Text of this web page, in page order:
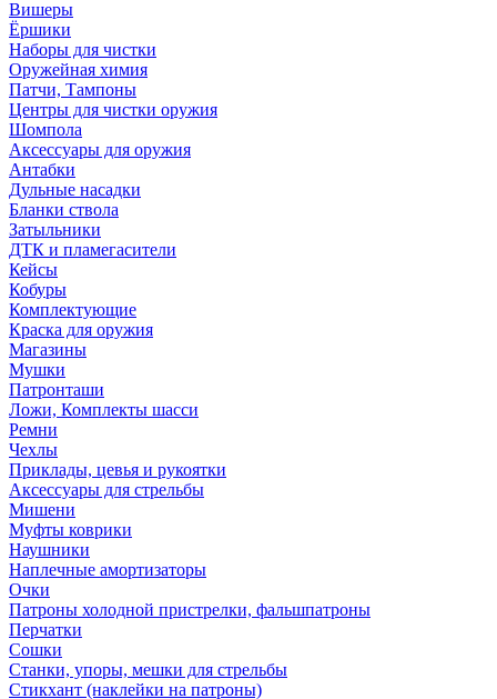
Вишеры
Ёршики
Наборы для чистки
Оружейная химия
Патчи, Тампоны
Центры для чистки оружия
Шомпола
Аксессуары для оружия
Антабки
Дульные насадки
Бланки ствола
Затыльники
ДТК и пламегасители
Кейсы
Кобуры
Комплектующие
Краска для оружия
Магазины
Мушки
Патронташи
Ложи, Комплекты шасси
Ремни
Чехлы
Приклады, цевья и рукоятки
Аксессуары для стрельбы
Мишени
Муфты коврики
Наушники
Наплечные амортизаторы
Очки
Патроны холодной пристрелки, фальшпатроны
Перчатки
Сошки
Станки, упоры, мешки для стрельбы
Стикхант (наклейки на патроны)